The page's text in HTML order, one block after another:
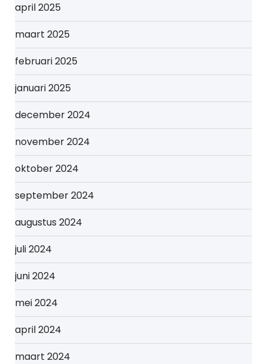
april 2025
maart 2025
februari 2025
januari 2025
december 2024
november 2024
oktober 2024
september 2024
augustus 2024
juli 2024
juni 2024
mei 2024
april 2024
maart 2024